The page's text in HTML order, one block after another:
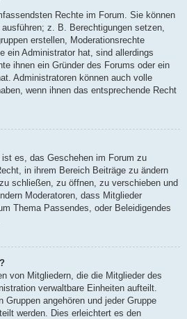
Rechte im Forum. Sie können
z. B. Berechtigungen setzen,
erstellen, Moderationsrechte
ein Administrator hat, sind allerdings
ihnen ein Gründer des Forums oder ein
Administratoren können auch volle
wenn ihnen das entsprechende Recht
ist es, das Geschehen im Forum zu
in ihrem Bereich Beiträge zu ändern
schließen, zu öffnen, zu verschieben und
Moderatoren, dass Mitglieder
Thema Passendes, oder Beleidigendes
von Mitgliedern, die die Mitglieder des
verwaltbare Einheiten aufteilt.
Gruppen angehören und jeder Gruppe
werden. Dies erleichtert es den